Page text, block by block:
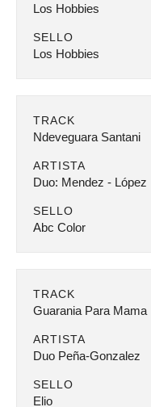
Los Hobbies
SELLO
Los Hobbies
TRACK
Ndeveguara Santani
ARTISTA
Duo: Mendez - López
SELLO
Abc Color
TRACK
Guarania Para Mama
ARTISTA
Duo Peña-Gonzalez
SELLO
Elio